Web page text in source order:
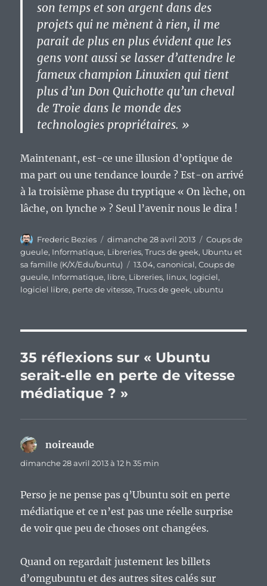
son temps et son argent dans des
projets qui ne mènent à rien, il me
parait de plus en plus évident que les
gens vont aussi se lasser d’attendre le
fameux champion Linuxien qui tient
plus d’un Don Quichotte qu’un cheval
de Troie dans le monde des
technologies propriétaires. »
Maintenant, est-ce une illusion d’optique de
ma part ou une tendance lourde ? Est-on arrivé
à la troisième phase du tryptique « On lèche, on
lâche, on lynche » ? Seul l’avenir nous le dira !
Auteur
Frederic Bezies
Publié
le
dimanche 28 avril 2013 Catégories
Coups de
gueule, Informatique, Libreries,Trucs de geek, Ubuntu et
sa famille (K/X/Edu/buntu)
Étiquettes
13.04,canonical,Coups de
gueule, Informatique, libre, Libreries, linux, logiciel,
logiciel libre, perte de vitesse,Trucs de geek, ubuntu
35 réflexions sur « Ubuntu
serait-elle en perte de vitesse
médiatique ? »
noireaude
dimanche 28 avril 2013 à 12 h 35 min
Perso je ne pense pas q’Ubuntu soit en perte
médiatique et ce n’est pas une réelle surprise
de voir que peu de choses ont changées.
Quand on regardait justement les billets
d’omgubuntu et des autres sites calés sur